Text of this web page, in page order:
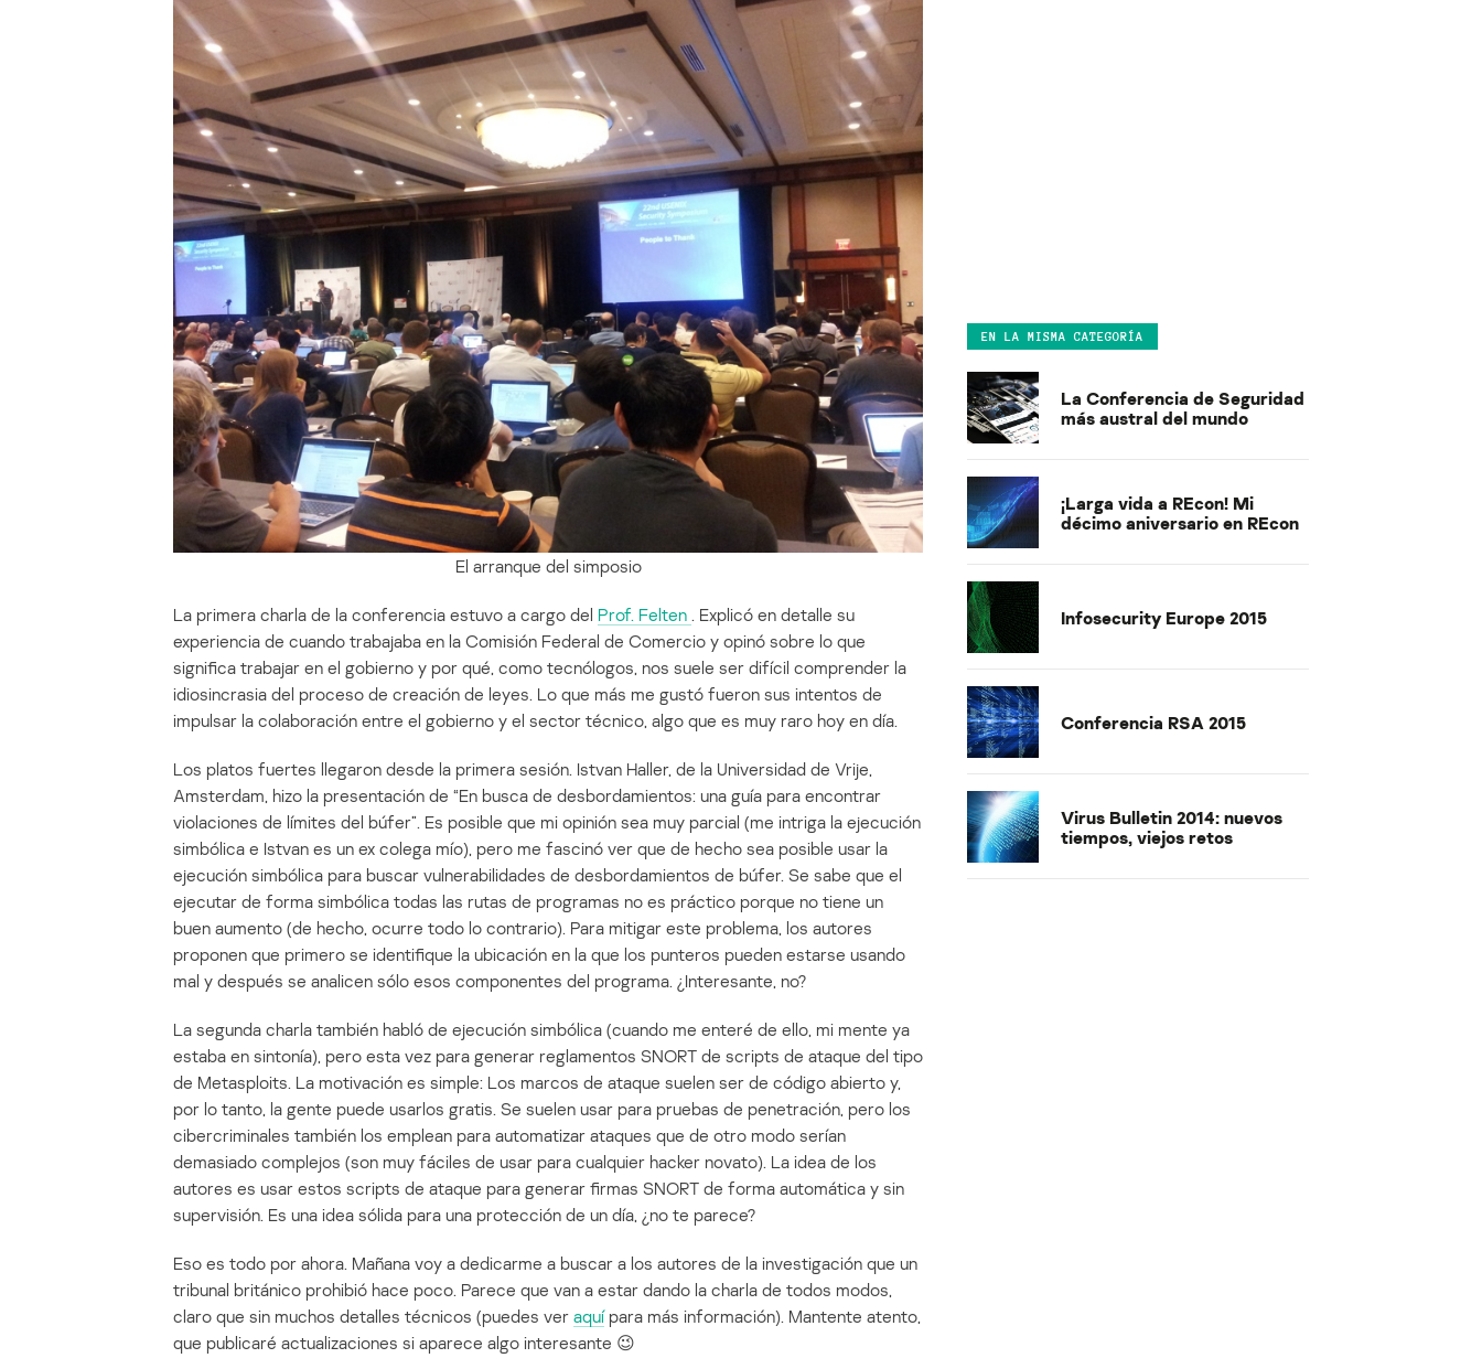
El arranque del simposio
La primera charla de la conferencia estuvo a cargo del Prof. Felten . Explicó en detalle su
experiencia de cuando trabajaba en la Comisión Federal de Comercio y opinó sobre lo que
significa trabajar en el gobierno y por qué, como tecnólogos, nos suele ser difícil comprender la
idiosincrasia del proceso de creación de leyes. Lo que más me gustó fueron sus intentos de
impulsar la colaboración entre el gobierno y el sector técnico, algo que es muy raro hoy en día.
Los platos fuertes llegaron desde la primera sesión. Istvan Haller, de la Universidad de Vrije,
Amsterdam, hizo la presentación de “En busca de desbordamientos: una guía para encontrar
violaciones de límites del búfer”. Es posible que mi opinión sea muy parcial (me intriga la ejecución
simbólica e Istvan es un ex colega mío), pero me fascinó ver que de hecho sea posible usar la
ejecución simbólica para buscar vulnerabilidades de desbordamientos de búfer. Se sabe que el
ejecutar de forma simbólica todas las rutas de programas no es práctico porque no tiene un
buen aumento (de hecho, ocurre todo lo contrario). Para mitigar este problema, los autores
proponen que primero se identifique la ubicación en la que los punteros pueden estarse usando
mal y después se analicen sólo esos componentes del programa. ¿Interesante, no?
La segunda charla también habló de ejecución simbólica (cuando me enteré de ello, mi mente ya
estaba en sintonía), pero esta vez para generar reglamentos SNORT de scripts de ataque del tipo
de Metasploits. La motivación es simple: Los marcos de ataque suelen ser de código abierto y,
por lo tanto, la gente puede usarlos gratis. Se suelen usar para pruebas de penetración, pero los
cibercriminales también los emplean para automatizar ataques que de otro modo serían
demasiado complejos (son muy fáciles de usar para cualquier hacker novato). La idea de los
autores es usar estos scripts de ataque para generar firmas SNORT de forma automática y sin
supervisión. Es una idea sólida para una protección de un día, ¿no te parece?
Eso es todo por ahora. Mañana voy a dedicarme a buscar a los autores de la investigación que un
tribunal británico prohibió hace poco. Parece que van a estar dando la charla de todos modos,
claro que sin muchos detalles técnicos (puedes ver aquípara más información). Mantente atento,
que publicaré actualizaciones si aparece algo interesante 😉
EN LA MISMA CATEGORÍA
La Conferencia de Seguridad
más austral del mundo
¡Larga vida a REcon! Mi
décimo aniversario en REcon
Infosecurity Europe 2015
Conferencia RSA 2015
Virus Bulletin 2014: nuevos
tiempos, viejos retos